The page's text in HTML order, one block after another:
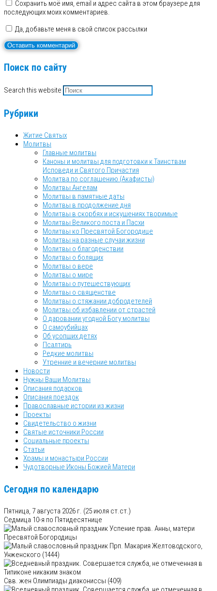
Сохранить моё имя, email и адрес сайта в этом браузере для
последующих моих комментариев.
Да, добавьте меня в свой список рассылки
Поиск по сайту
Search this website
Рубрики
Житие Святых
Молитвы
Главные молитвы
Каноны и молитвы для подготовки к Таинствам
Исповеди и Святого Причастия
Молитва по соглашению (Акафисты)
Молитвы Ангелам
Молитвы в памятные даты
Молитвы в продолжение дня
Молитвы в скорбях и искушениях творимые
Молитвы Великого поста и Пасхи
Молитвы ко Пресвятой Богородице
Молитвы на разные случаи жизни
Молитвы о благоденствии
Молитвы о болящих
Молитвы о вере
Молитвы о мире
Молитвы о путешествующих
Молитвы о священстве
Молитвы о стяжании добродетелей
Молитвы об избавлении от страстей
О даровании угодной Богу молитвы
О самоубийцах
Об усопших детях
Псалтирь
Редкие молитвы
Утренние и вечерние молитвы
Новости
Нужны Ваши Молитвы
Описания подарков
Описания поездок
Православные истории из жизни
Проекты
Свидетельство о жизни
Святые источники России
Социальные проекты
Статьи
Храмы и монастыри России
Чудотворные Иконы Божией Матери
Сегодня по календарю
Пятница, 7 августа 2026 г. (25 июля ст.ст.)
Седмица 10-я по Пятидесятнице
Успение прав. Анны, матери
Пресвятой Богородицы
Прп. Макария Желтоводского,
Унженского (1444)
Свв. жен Олимпиады диакониссы (409)